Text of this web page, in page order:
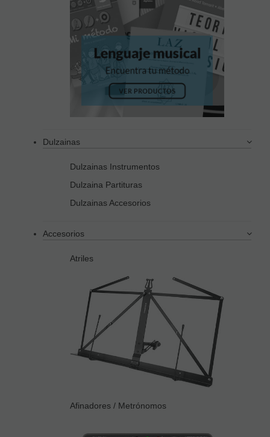
Dulzainas
Dulzainas Instrumentos
Dulzaina Partituras
Dulzainas Accesorios
Accesorios
Atriles
Afinadores / Metrónomos